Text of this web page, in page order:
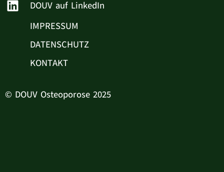
DOUV auf LinkedIn
IMPRESSUM
DATENSCHUTZ
KONTAKT
© DOUV Osteoporose 2025